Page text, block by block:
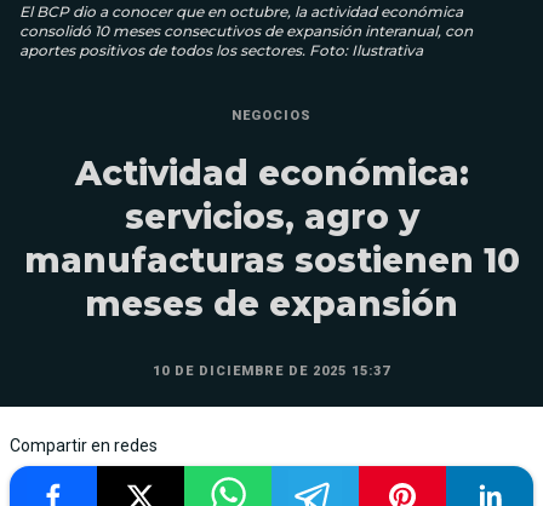
El BCP dio a conocer que en octubre, la actividad económica
consolidó 10 meses consecutivos de expansión interanual, con
aportes positivos de todos los sectores. Foto: Ilustrativa
NEGOCIOS
Actividad económica:
servicios, agro y
manufacturas sostienen 10
meses de expansión
10 DE DICIEMBRE DE 2025 15:37
Compartir en redes